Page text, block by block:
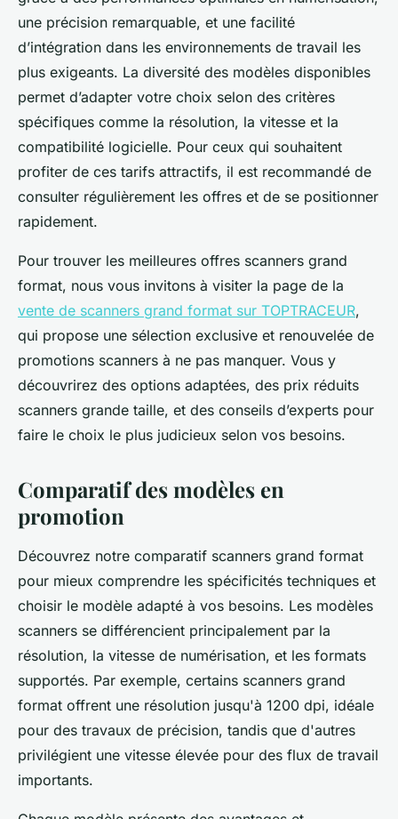
une précision remarquable, et une facilité
d’intégration dans les environnements de travail les
plus exigeants. La diversité des modèles disponibles
permet d’adapter votre choix selon des critères
spécifiques comme la résolution, la vitesse et la
compatibilité logicielle. Pour ceux qui souhaitent
profiter de ces tarifs attractifs, il est recommandé de
consulter régulièrement les offres et de se positionner
rapidement.
Pour trouver les meilleures offres scanners grand
format, nous vous invitons à visiter la page de la
vente de scanners grand format sur TOPTRACEUR,
qui propose une sélection exclusive et renouvelée de
promotions scanners à ne pas manquer. Vous y
découvrirez des options adaptées, des prix réduits
scanners grande taille, et des conseils d’experts pour
faire le choix le plus judicieux selon vos besoins.
Comparatif des modèles en
promotion
Découvrez notre comparatif scanners grand format
pour mieux comprendre les spécificités techniques et
choisir le modèle adapté à vos besoins. Les modèles
scanners se différencient principalement par la
résolution, la vitesse de numérisation, et les formats
supportés. Par exemple, certains scanners grand
format offrent une résolution jusqu'à 1200 dpi, idéale
pour des travaux de précision, tandis que d'autres
privilégient une vitesse élevée pour des flux de travail
importants.